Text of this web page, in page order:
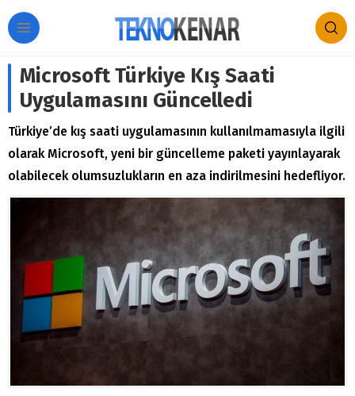
Microsoft Türkiye Kış Saati
Uygulamasını Güncelledi
Türkiye’de kış saati uygulamasının kullanılmamasıyla ilgili
olarak Microsoft, yeni bir güncelleme paketi yayınlayarak
olabilecek olumsuzlukların en aza indirilmesini hedefliyor.